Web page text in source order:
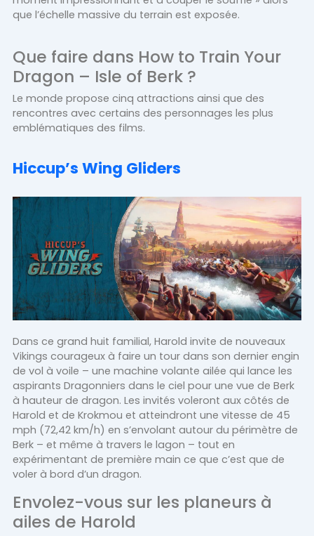
que l’échelle massive du terrain est exposée.
Que faire dans How to Train Your
Dragon – Isle of Berk ?
Le monde propose cinq attractions ainsi que des
rencontres avec certains des personnages les plus
emblématiques des films.
Hiccup’s Wing Gliders
Dans ce grand huit familial, Harold invite de nouveaux
Vikings courageux à faire un tour dans son dernier engin
de vol à voile – une machine volante ailée qui lance les
aspirants Dragonniers dans le ciel pour une vue de Berk
à hauteur de dragon. Les invités voleront aux côtés de
Harold et de Krokmou et atteindront une vitesse de 45
mph (72,42 km/h) en s’envolant autour du périmètre de
Berk – et même à travers le lagon – tout en
expérimentant de première main ce que c’est que de
voler à bord d’un dragon.
Envolez-vous sur les planeurs à
ailes de Harold